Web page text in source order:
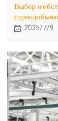
Выбор и
2025/7/9